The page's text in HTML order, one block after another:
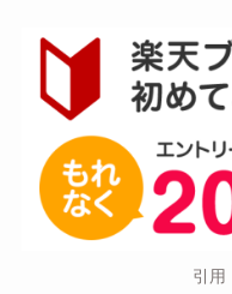
引用